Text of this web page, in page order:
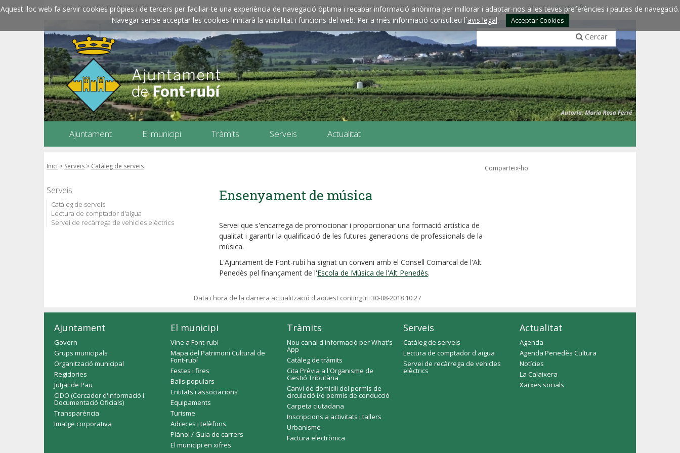
Aquest lloc web fa servir cookies pròpies i de tercers per faciliar-te una experiència de navegació òptima i recabar informació anònima per millorar i adaptar-nos a les teves preferències i pautes de navegació.
Navegar sense acceptar les cookies limitarà la visibilitat i funcions del web. Per a més informació consulteu l´avis legal. Acceptar Cookies
Data i hora oficials: 06/08/2026 03:36 ZOOM: Amplieu amb CTRL+ / Reduïu amb CTRL- Idiomes:esp engfra
Cercar
Ajuntament El municipi Tràmits Serveis Actualitat
Inici > Serveis > Catàleg de serveis Comparteix-ho:
Serveis
Catàleg de serveis
Lectura de comptador d'aigua
Servei de recàrrega de vehicles elèctrics
Ensenyament de música
Servei que s'encarrega de promocionar i proporcionar una formació artística de
qualitat i garantir la qualificació de les futures generacions de professionals de la
música.
L'Ajuntament de Font-rubí ha signat un conveni amb el Consell Comarcal de l'Alt
Penedès pel finançament de l'Escola de Música de l'Alt Penedès.
Data i hora de la darrera actualització d'aquest contingut:30-08-2018 10:27
Ajuntament
Govern
Grups municipals
Organització municipal
Regidories
Jutjat de Pau
CIDO (Cercador d'informació i
Documentació Oficials)
Transparència
Imatge corporativa
El municipi
Vine a Font-rubí
Mapa del Patrimoni Cultural de
Font-rubí
Festes i fires
Balls populars
Entitats i associacions
Equipaments
Turisme
Adreces i telèfons
Plànol / Guia de carrers
El municipi en xifres
Tràmits
Nou canal d'informació per What's
App
Catàleg de tràmits
Cita Prèvia a l'Organisme de
Gestió Tributària
Canvi de domicili del permís de
circulació i/o permís de conducció
Carpeta ciutadana
Inscripcions a activitats i tallers
Urbanisme
Factura electrònica
Serveis
Catàleg de serveis
Lectura de comptador d'aigua
Servei de recàrrega de vehicles
elèctrics
Actualitat
Agenda
Agenda Penedès Cultura
Notícies
La Calaixera
Xarxes socials